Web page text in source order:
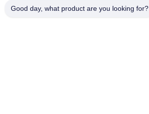
Good day, what product are you looking for?